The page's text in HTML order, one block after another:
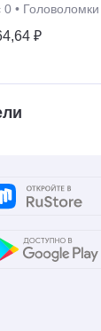
0 • Головоломки
₽